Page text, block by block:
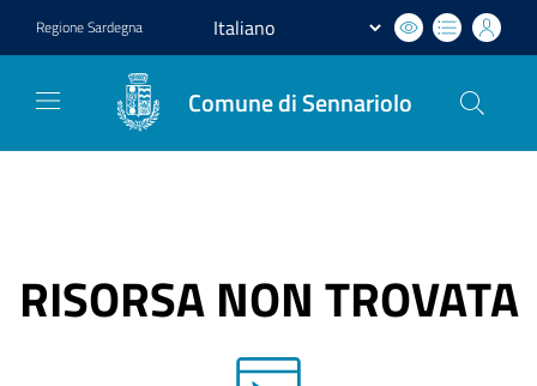
RegioneSardegna
Comune di Sennariolo
RISORSA NON TROVATA